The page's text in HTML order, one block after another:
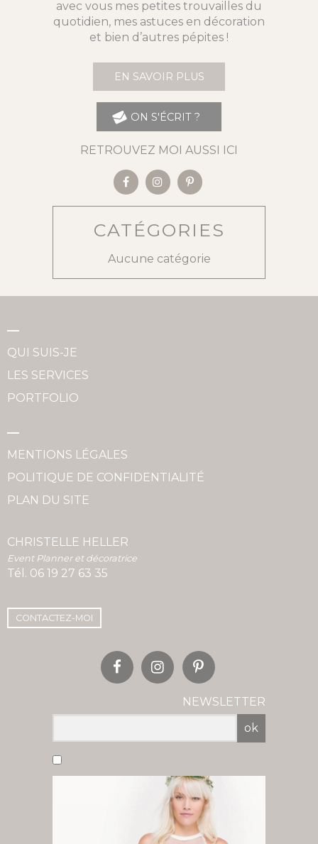
avec vous mes petites trouvailles du
quotidien, mes astuces en décoration
et bien d’autres pépites !
EN SAVOIR PLUS
ON S'ÉCRIT ?
RETROUVEZ MOI AUSSI ICI
CATÉGORIES
Aucune catégorie
QUI SUIS-JE
LES SERVICES
PORTFOLIO
MENTIONS LÉGALES
POLITIQUE DE CONFIDENTIALITÉ
PLAN DU SITE
CHRISTELLE HELLER
Event Planner et décoratrice
Tél. 06 19 27 63 35
CONTACTEZ-MOI
NEWSLETTER
ok